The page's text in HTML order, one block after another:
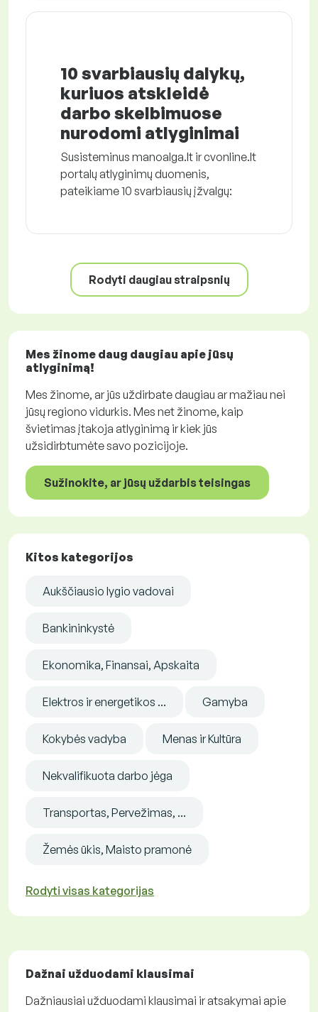
10 svarbiausių dalykų,
kuriuos atskleidė
darbo skelbimuose
nurodomi atlyginimai
Susisteminus manoalga.lt ir cvonline.lt
portalų atlyginimų duomenis,
pateikiame 10 svarbiausių įžvalgų:
Rodyti daugiau straipsnių
Mes žinome daug daugiau apie jūsų
atlyginimą!
Mes žinome, ar jūs uždirbate daugiau ar mažiau nei
jūsų regiono vidurkis. Mes net žinome, kaip
švietimas įtakoja atlyginimą ir kiek jūs
užsidirbtumėte savo pozicijoje.
Sužinokite, ar jūsų uždarbis teisingas
Kitos kategorijos
Aukščiausio lygio vadovai
Bankininkystė
Ekonomika, Finansai, Apskaita
Elektros ir energetikos ... Gamyba
Kokybės vadyba Menas ir Kultūra
Nekvalifikuota darbo jėga
Transportas, Pervežimas, ...
Žemės ūkis, Maisto pramonė
Rodyti visas kategorijas
Dažnai užduodami klausimai
Dažniausiai užduodami klausimai ir atsakymai apie